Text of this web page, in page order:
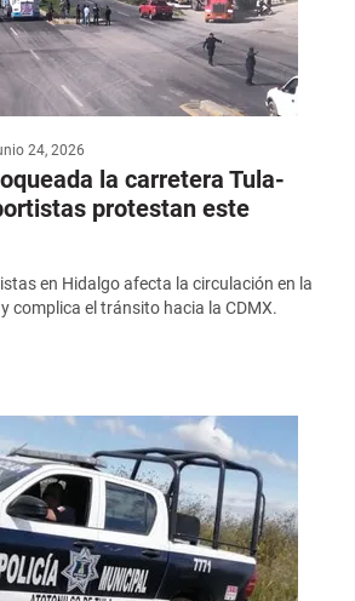
24, 2026
la carretera Tula-
protestan este
en Hidalgo afecta la circulación en la
complica el tránsito hacia la CDMX.